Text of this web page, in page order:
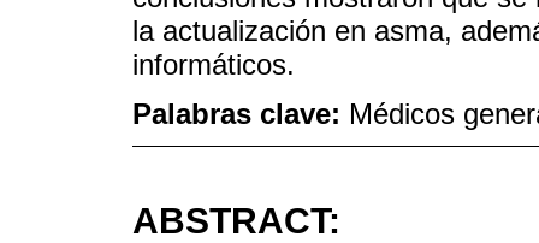
la actualización en asma,
informáticos.
Palabras clave: Médicos
ABSTRACT: